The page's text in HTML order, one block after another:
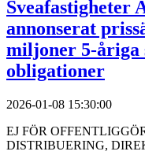
Sveafastigheter
annonserat
miljoner 5-åriga
obligationer
2026-01-08 15:30:00
EJ FÖR
DISTRIBUERING,